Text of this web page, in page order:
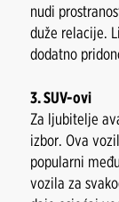
nudi
duže relacije.
dodatno
3. SUV-ovi
Za ljubitelje
izbor. Ova
popularni
vozila za